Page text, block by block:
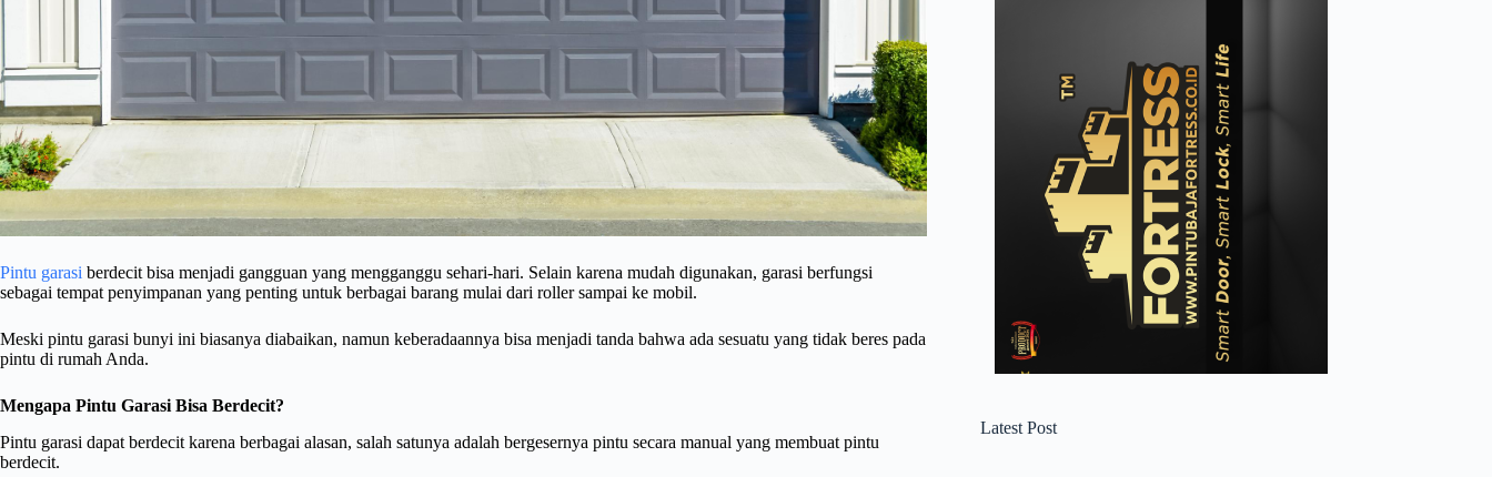
Pintu garasi berdecit bisa menjadi gangguan yang mengganggu sehari-hari. Selain karena mudah digunakan, garasi berfungsi
sebagai tempat penyimpanan yang penting untuk berbagai barang mulai dari roller sampai ke mobil.
Meski pintu garasi bunyi ini biasanya diabaikan, namun keberadaannya bisa menjadi tanda bahwa ada sesuatu yang tidak beres pada
pintu di rumah Anda.
Mengapa Pintu Garasi Bisa Berdecit?
Pintu garasi dapat berdecit karena berbagai alasan, salah satunya adalah bergesernya pintu secara manual yang membuat pintu
berdecit.
Latest Post